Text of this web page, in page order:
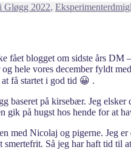
Gløgg 2022, EksperimenterTags
fået blogget om sidste års
og hele vores december fyldt
få startet i god tid 😀 .
baseret på kirsebær. Jeg
gik på hugst hos hende for at
med Nicolaj og pigerne. Jeg
Så jeg har haft tid